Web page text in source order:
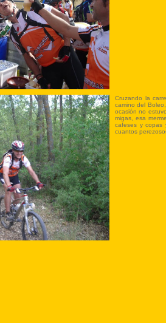
Cruzando la
camino del
ocasión no
migas, esa
cafeses y copas
cuantos